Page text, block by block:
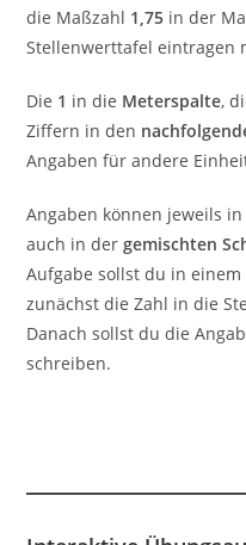
die Maßzahl 1,75 in der
Stellenwerttafel eintragen
Die 1 in die Meterspalte,
Ziffern in den
Angaben für andere
Angaben können jeweils
auch in dergemischten
Aufgabe sollst du in
zunächst die Zahl in die
Danach sollst du die
schreiben.